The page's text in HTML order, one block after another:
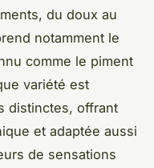
du doux au
notamment le
comme le piment
variété est
distinctes, offrant
et adaptée aussi
de sensations